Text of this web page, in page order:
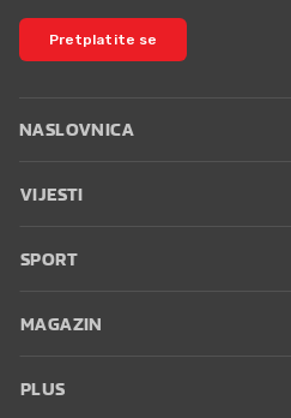
Pretplatite se
NASLOVNICA
VIJESTI
SPORT
MAGAZIN
PLUS